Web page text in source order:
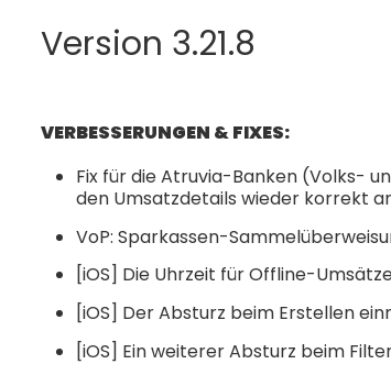
Version 3.21.8
VERBESSERUNGEN & FIXES:
Fix für die Atruvia-Banken (Volks-
den Umsatzdetails wieder korrekt
VoP: Sparkassen-
[iOS] Die Uhrzeit für Offline-
[iOS] Der Absturz beim Erstellen
[iOS] Ein weiterer Absturz beim